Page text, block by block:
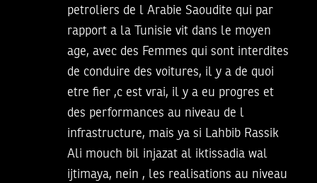
petroliers de l Arabie Saoudite qui par
rapport a la Tunisie vit dans le moyen
age, avec des Femmes qui sont interdites
de conduire des voitures, il y a de quoi
etre fier ,c est vrai, il y a eu progres et
des performances au niveau de l
infrastructure, mais ya si Lahbib Rassik
Ali mouch bil injazat al iktissadia wal
ijtimaya, nein , les realisations au niveau